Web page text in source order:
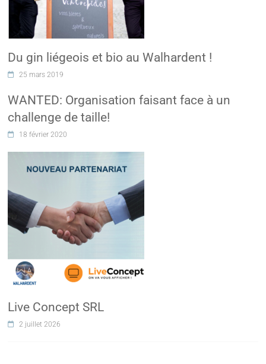
Du gin liégeois et bio au Walhardent !
25 mars 2019
WANTED: Organisation faisant face à un
challenge de taille!
18 février 2020
Live Concept SRL
2 juillet 2026